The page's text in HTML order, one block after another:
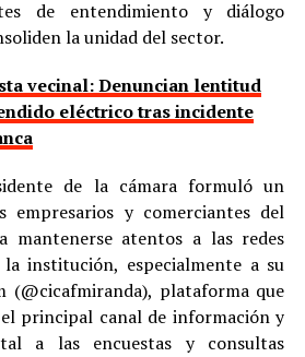
de entendimiento y diálogo
la unidad del sector.
vecinal: Denuncian lentitud
eléctrico tras incidente
de la cámara formuló un
empresarios y comerciantes del
mantenerse atentos a las redes
la institución, especialmente a su
(@cicafmiranda), plataforma que
principal canal de información y
a las encuestas y consultas